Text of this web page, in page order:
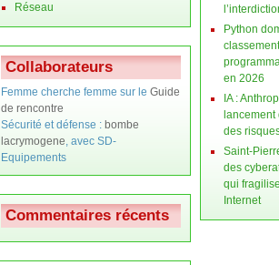
Réseau
Collaborateurs
Femme cherche femme sur le Guide
de rencontre
Sécurité et défense : bombe
lacrymogene, avec SD-
Equipements
Commentaires récents
Python
en 2026
IA :
des
Saint-
des
qui
Internet